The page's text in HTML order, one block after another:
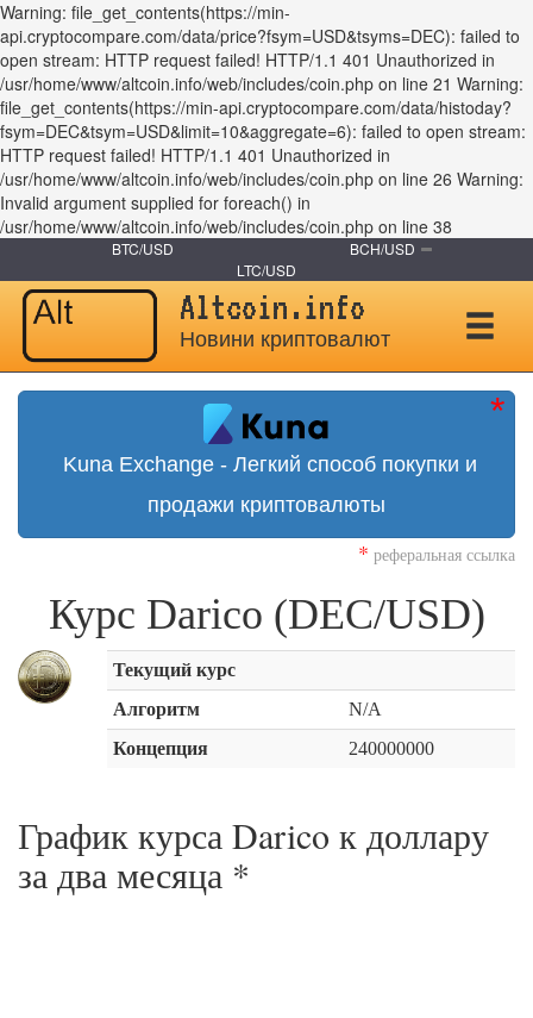
Warning: file_get_contents(https://min-
api.cryptocompare.com/data/price?fsym=USD&tsyms=DEC): failed to
open stream: HTTP request failed! HTTP/1.1 401 Unauthorized in
/usr/home/www/altcoin.info/web/includes/coin.php on line 21 Warning:
file_get_contents(https://min-api.cryptocompare.com/data/histoday?
fsym=DEC&tsym=USD&limit=10&aggregate=6): failed to open stream:
HTTP request failed! HTTP/1.1 401 Unauthorized in
/usr/home/www/altcoin.info/web/includes/coin.php on line 26 Warning:
Invalid argument supplied for foreach() in
/usr/home/www/altcoin.info/web/includes/coin.php on line 38
BTC/USD
BCH/USD
LTC/USD
Altcoin.info
Новини криптовалют
Kuna Exchange - Легкий способ покупки и
продажи криптовалюты
* реферальная ссылка
Курс Darico (DEC/USD)
Текущий курс
Алгоритм
N/A
Концепция
240000000
График курса Darico к доллару
за два месяца *